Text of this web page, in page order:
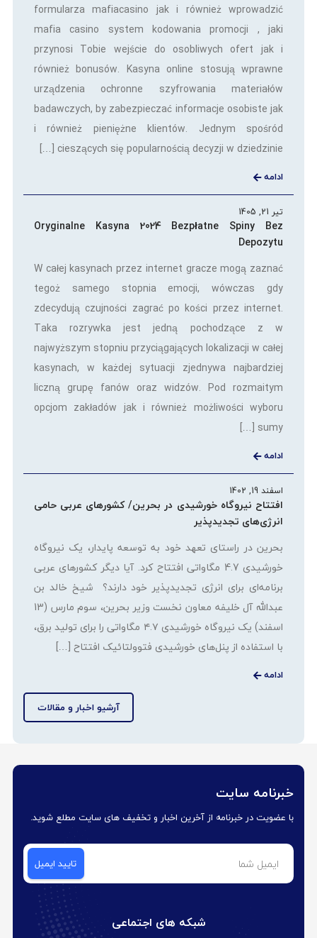
formularza mafiacasino jak i również wprowadzić
mafia casino system kodowania promocji , jaki
przynosi Tobie wejście do osobliwych ofert jak i
również bonusów. Kasyna online stosują wprawne
urządzenia ochronne szyfrowania materiałów
badawczych, by zabezpieczać informacje osobiste jak
i również pieniężne klientów. Jednym spośród
cieszących się popularnością decyzji w dziedzinie […]
ادامه
تیر 21, 1405
Oryginalne Kasyna 2024 Bezpłatne Spiny Bez
Depozytu
W całej kasynach przez internet gracze mogą zaznać
tegoż samego stopnia emocji, wówczas gdy
zdecydują czujności zagrać po kości przez internet.
Taka rozrywka jest jedną pochodzące z w
najwyższym stopniu przyciągających lokalizacji w całej
kasynach, w każdej sytuacji zjednywa najbardziej
liczną grupę fanów oraz widzów. Pod rozmaitym
opcjom zakładów jak i również możliwości wyboru
sumy […]
ادامه
اسفند 19, 1402
افتتاح نیروگاه خورشیدی در بحرین/ کشورهای عربی حامی
انرژی‌های تجدیدپذیر
بحرین در راستای تعهد خود به توسعه پایدار، یک نیروگاه
خورشیدی 4.7 مگاواتی افتتاح کرد. آیا دیگر کشورهای عربی
برنامه‌ای برای انرژی تجدیدپذیر خود دارند؟ شیخ خالد بن
عبدالله آل خلیفه معاون نخست وزیر بحرین، سوم مارس (13
اسفند) یک نیروگاه خورشیدی ۴.۷ مگاواتی را برای تولید برق،
با استفاده از پنل‌های خورشیدی فتوولتائیک افتتاح […]
ادامه
آرشیو اخبار و مقالات
خبرنامه سایت
با عضویت در خبرنامه از آخرین اخبار و تخفیف های سایت مطلع شوید.
شبکه های اجتماعی